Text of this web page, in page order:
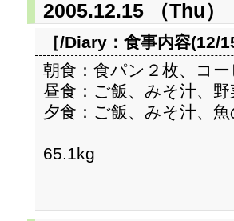
2005.12.15 （Thu）
［/Diary： 食事内容(12/
朝食：食パン２枚、コ
昼食：ご飯、みそ汁、
夕食：ご飯、みそ汁、
65.1kg